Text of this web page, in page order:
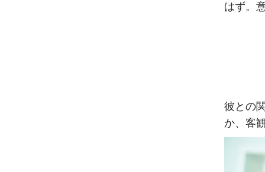
はず。
彼との
か、客